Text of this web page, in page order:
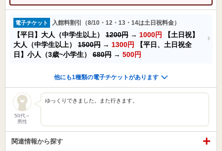
電子チケット 入館料割引（8/10・12・13・14は土日祝料金）
【平日】大人（中学生以上） 1200円 → 1000円
【土日祝】
大人（中学生以上） 1500円 → 1300円
【平日、土日祝全
日】小人（3歳~小学生） 680円 → 500円
他にも1種類の電子チケットがあります
50代～
男性
ゆっくりできました。また行きます。
関連情報から探す